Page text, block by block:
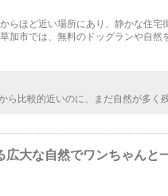
らほど近い場所にあり、静かな住
加市では、無料のドッグランや自
ら比較的近いのに、まだ自然が多く
広大な自然でワンちゃんと